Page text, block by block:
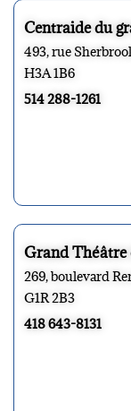
Centraide du
493, rue
H3A 1B6
514 288-1261
Grand Théâtre
269, boulevard
G1R 2B3
418 643-8131